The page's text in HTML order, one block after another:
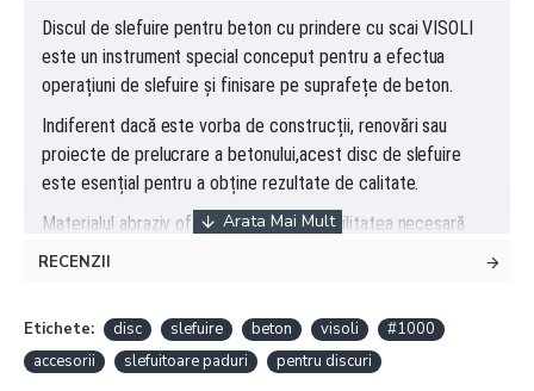
Discul de slefuire pentru beton cu prindere cu scai VISOLI
este un instrument specialconceput pentru a efectua
operațiuni de slefuire și finisare pe suprafețe de beton.
Indiferent dacă este vorba de construcții, renovări sau
proiecte de prelucrare a betonului,acest disc de slefuire
este esențial pentru a obține rezultate de calitate.
Materialul abraziv oferă puterea și durabilitatea necesară
pentru a rezista la sarcini grele și pentru a realiza
Aceste paduri au granulatia de #1000 , care sunt folosite
pentru polisarea finala a betonului, prelucrarea
pardoselilor de beton decorative, pentru lustruit ,etc.
RECENZII
Etichete: disc slefuire beton visoli
#1000
accesorii
slefuitoare paduri pentru discuri